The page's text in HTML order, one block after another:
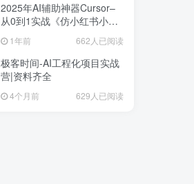
2025年AI辅助神器Cursor–
从0到1实战《仿小红书小程
序》1年前 662人已阅读
极客时间-AI工程化项目实战
营|资料齐全
4个月前 629人已阅读